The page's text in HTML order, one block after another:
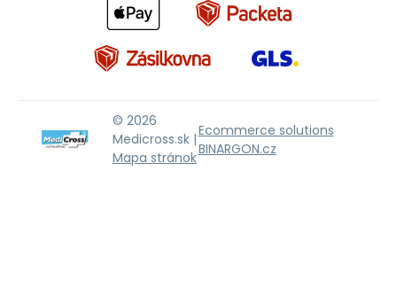
© 2026
Medicross.sk |
Mapa stránok
Ecommerce solutions
BINARGON.cz